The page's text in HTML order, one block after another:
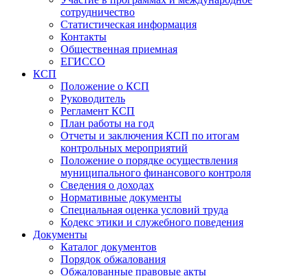
сотрудничество
Статистическая информация
Контакты
Общественная приемная
ЕГИССО
КСП
Положение о КСП
Руководитель
Регламент КСП
План работы на год
Отчеты и заключения КСП по итогам
контрольных мероприятий
Положение о порядке осуществления
муниципального финансового контроля
Сведения о доходах
Нормативные документы
Специальная оценка условий труда
Кодекс этики и служебного поведения
Документы
Каталог документов
Порядок обжалования
Обжалованные правовые акты